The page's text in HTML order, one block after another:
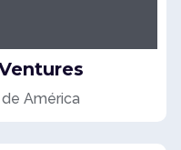
América